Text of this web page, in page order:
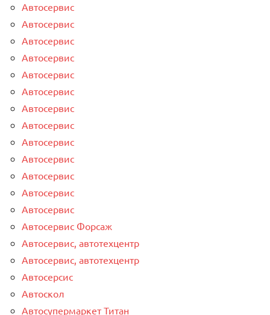
Автосервис
Автосервис
Автосервис
Автосервис
Автосервис
Автосервис
Автосервис
Автосервис
Автосервис
Автосервис
Автосервис
Автосервис
Автосервис
Автосервис Форсаж
Автосервис, автотехцентр
Автосервис, автотехцентр
Автосерсис
Автоскол
Автосупермаркет Титан